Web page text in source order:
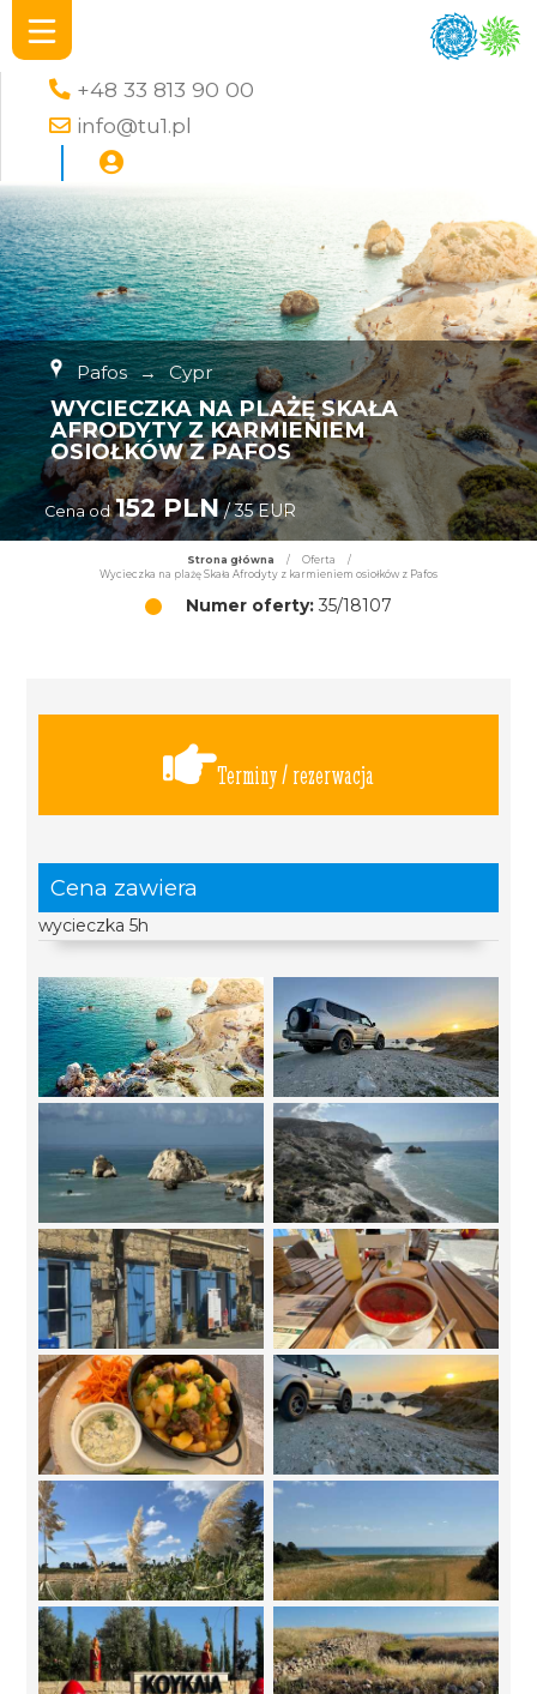
+48 33 813 90 00
info@tu1.pl
Pafos → Cypr
WYCIECZKA NA PLAŻĘ SKAŁA
AFRODYTY Z KARMIENIEM
OSIOŁKÓW Z PAFOS
Cena od 152 PLN/ 35 EUR
Strona główna / Oferta
/
Wycieczka na plażę Skała Afrodyty z karmieniem osiołków z Pafos
Numer oferty: 35/18107
Terminy / rezerwacja
Cena zawiera
wycieczka 5h